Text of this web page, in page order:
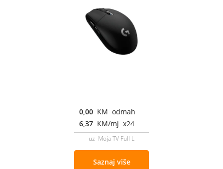
0,00 KM odmah
6,37 KM/mj x24
uz Moja TV Full L
Saznaj više